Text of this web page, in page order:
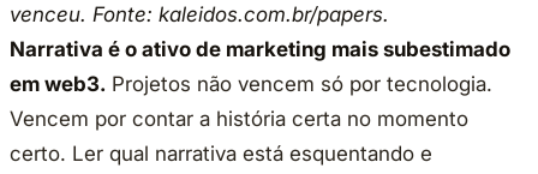
venceu. Fonte: kaleidos.com.br/papers.
Narrativa é o ativo de marketing mais subestimado
em web3. Projetos não vencem só por tecnologia.
Vencem por contar a história certa no momento
certo. Ler qual narrativa está esquentando e